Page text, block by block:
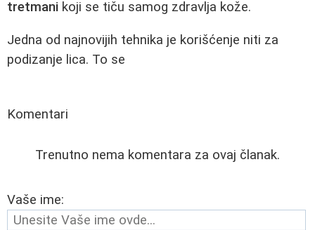
tretmani koji se tiču samog zdravlja kože.
Jedna od najnovijih tehnika je korišćenje niti za
podizanje lica. To se
Komentari
Trenutno nema komentara za ovaj članak.
Vaše ime: